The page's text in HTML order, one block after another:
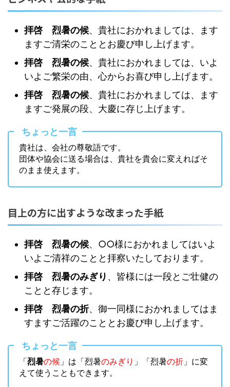
拝啓 烈暑の候、貴社におかれましては、ます
ますご清栄のこととお慶び申し上げます。
拝啓 烈暑の候、貴社におかれましては、いよ
いよご繁栄の由、心からお喜び申し上げます。
拝啓 烈暑の候、貴社におかれましては、ます
ますご発展の段、大慶に存じ上げます。
ちょっと一言
貴社は、会社の尊敬語です。
団体や協会に送る場合は、貴社を貴会に変えればそ
のまま使えます。
目上の方に出すような改まった手紙
拝啓 烈暑の候、○○様におかれましてはいよ
いよご清祥のことと拝察いたしております。
拝啓 烈暑のみぎり 、皆様には一段とご壮健の
ことと存じます。
拝啓 烈暑の折、御一同様におかれましてはま
すますご活躍のこととお慶び申し上げます。
ちょっと一言
「烈暑の候 」は「烈暑のみぎり 」「烈暑の折 」に変
えて使うこともできます。